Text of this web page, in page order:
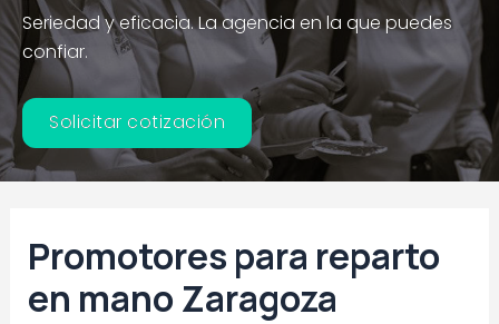
Seriedad y eficacia. La agencia en la que puedes
confiar.
Solicitar cotización
Promotores para reparto
en mano Zaragoza